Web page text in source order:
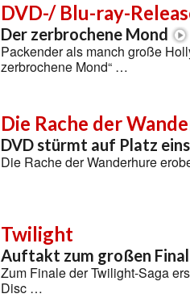
DVD-/ Blu-ray-
Der zerbrochene Mond
Packender als manch große
zerbrochene Mond“ …
Die Rache der
DVD stürmt auf Platz eins
Die Rache der Wanderhure
Twilight
Auftakt zum großen
Zum Finale der Twilight-Saga
Disc …